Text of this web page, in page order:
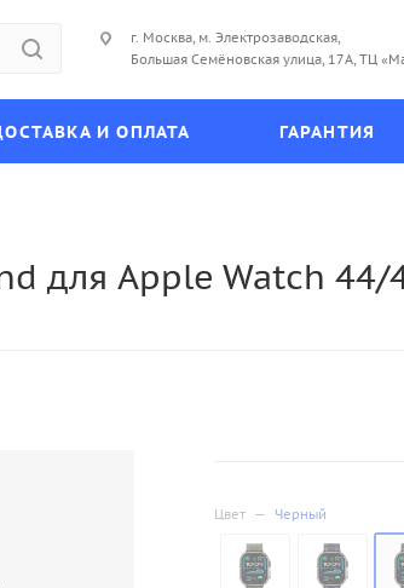
г. Москва, м. Электрозаводская,
Большая Семёновская улица, 17А, ТЦ
И ОПЛАТА ГАРАНТИЯ
для Apple Watch
Цвет — Черный